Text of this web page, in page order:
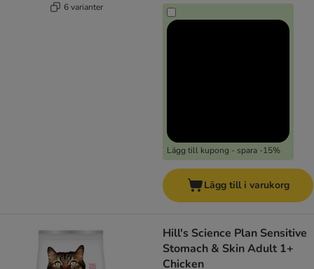
6 varianter
Lägg till kupong - spara -15%
Lägg till i varukorg
Hill's Science Plan Sensitive
Stomach & Skin Adult 1+
Chicken